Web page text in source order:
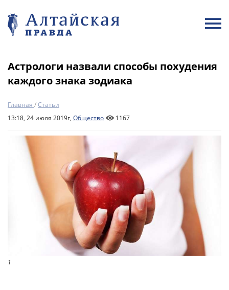
Астрологи назвали способы похудения
каждого знака зодиака
Главная /Статьи
13:18, 24 июля 2019г, Общество 1167
1